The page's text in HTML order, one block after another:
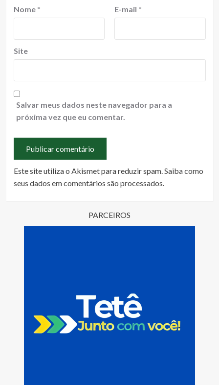
Nome * E-mail *
Site
Salvar meus dados neste navegador para a
próxima vez que eu comentar.
Este site utiliza o Akismet para reduzir spam.Saiba como
seus dados em comentários são processados.
PARCEIROS